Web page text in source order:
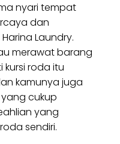
nyari tempat
dan
Laundry.
merawat barang
roda itu
kamunya juga
cukup
yang
sendiri.